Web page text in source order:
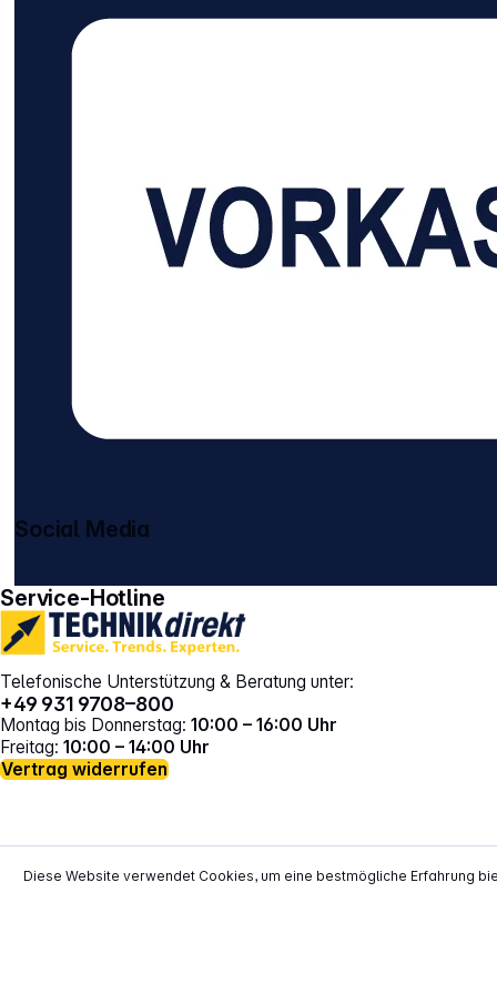
Service-Hotline
Telefonische Unterstützung & Beratung unter:
+49 931 9708–800
Montag bis Donnerstag: 10:00 – 16:00 Uhr
Freitag: 10:00 – 14:00 Uhr
Vertrag widerrufen
Social Media
Diese Website verwendet Cookies, um eine bestmögliche Erfahrung